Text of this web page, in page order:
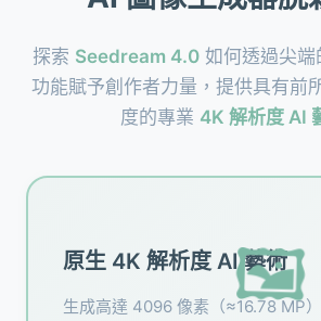
探索 Seedream 4.0如何透過尖端
功能賦予創作者力量，提供具有前
度的專業 4K 解析度 AI
🖼️
原生 4K 解析度 AI 藝術
生成高達 4096 像素（≈16.78 MP